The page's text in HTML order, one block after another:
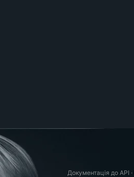
Документація до API ·